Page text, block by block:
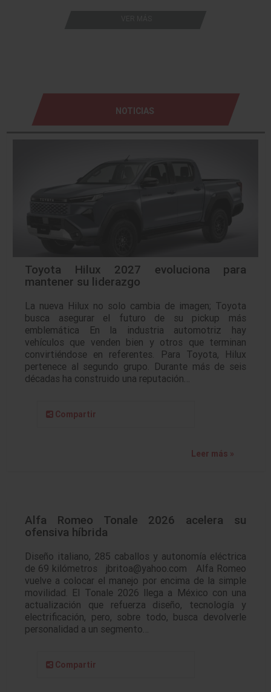
NOTICIAS
Toyota Hilux 2027 evoluciona para
mantener su liderazgo
La nueva Hilux no solo cambia de imagen; Toyota
busca asegurar el futuro de su pickup más
emblemática En la industria automotriz hay
vehículos que venden bien y otros que terminan
convirtiéndose en referentes. Para Toyota, Hilux
pertenece al segundo grupo. Durante más de seis
décadas ha construido una reputación…
Compartir
Leer más »
Alfa Romeo Tonale 2026 acelera su
ofensiva híbrida
Diseño italiano, 285 caballos y autonomía eléctrica
de 69 kilómetros jbritoa@yahoo.com Alfa Romeo
vuelve a colocar el manejo por encima de la simple
movilidad. El Tonale 2026 llega a México con una
actualización que refuerza diseño, tecnología y
electrificación, pero, sobre todo, busca devolverle
personalidad a un segmento…
Compartir